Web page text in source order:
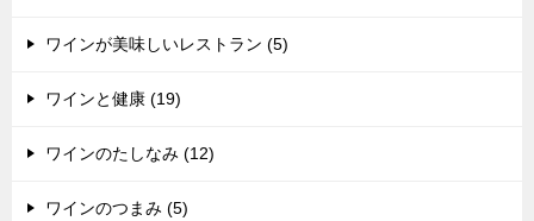
ワインが美味しいレストラン (5)
ワインと健康 (19)
ワインのたしなみ (12)
ワインのつまみ (5)